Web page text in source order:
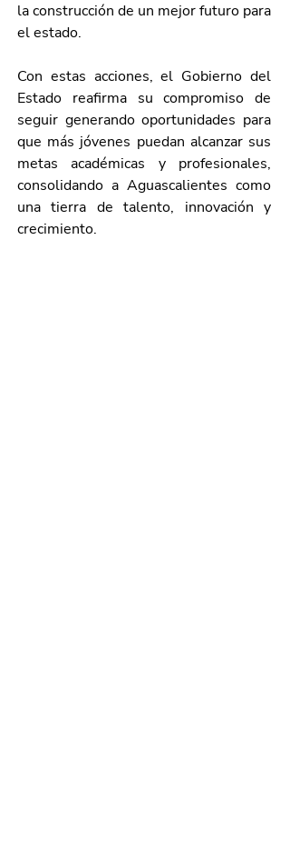
la construcción de un mejor futuro para
el estado.
Con estas acciones, el Gobierno del
Estado reafirma su compromiso de
seguir generando oportunidades para
que más jóvenes puedan alcanzar sus
metas académicas y profesionales,
consolidando a Aguascalientes como
una tierra de talento, innovación y
crecimiento.